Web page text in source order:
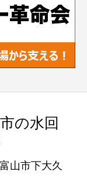
の水回
山市下大久